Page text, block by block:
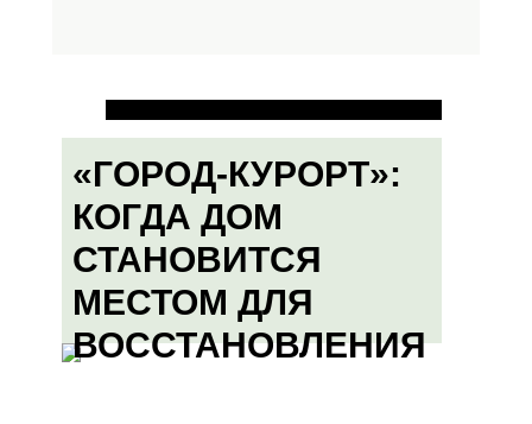
«ГОРОД-КУРОРТ»:
КОГДА ДОМ
СТАНОВИТСЯ
МЕСТОМ ДЛЯ
ВОССТАНОВЛЕНИЯ